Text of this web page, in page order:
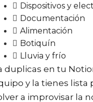
Dispositivos y
Documentación
Alimentación
Botiquín
Lluvia y frío
duplicas en tu
y la tienes lista
a improvisar la